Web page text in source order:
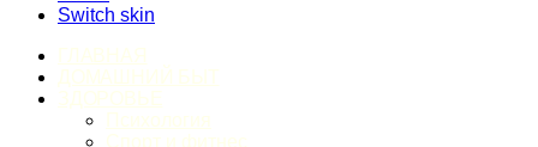
Switch skin